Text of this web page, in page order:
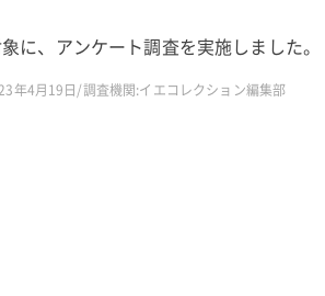
に、アンケート調査を実施しました。
年4月19日/調査機関:イエコレクション編集部